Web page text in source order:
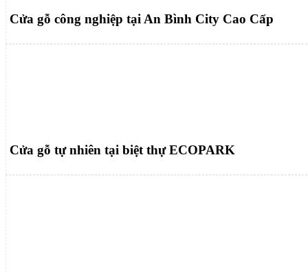
Cửa gỗ công nghiệp tại An Bình City Cao Cấp
Cửa gỗ tự nhiên tại biệt thự ECOPARK